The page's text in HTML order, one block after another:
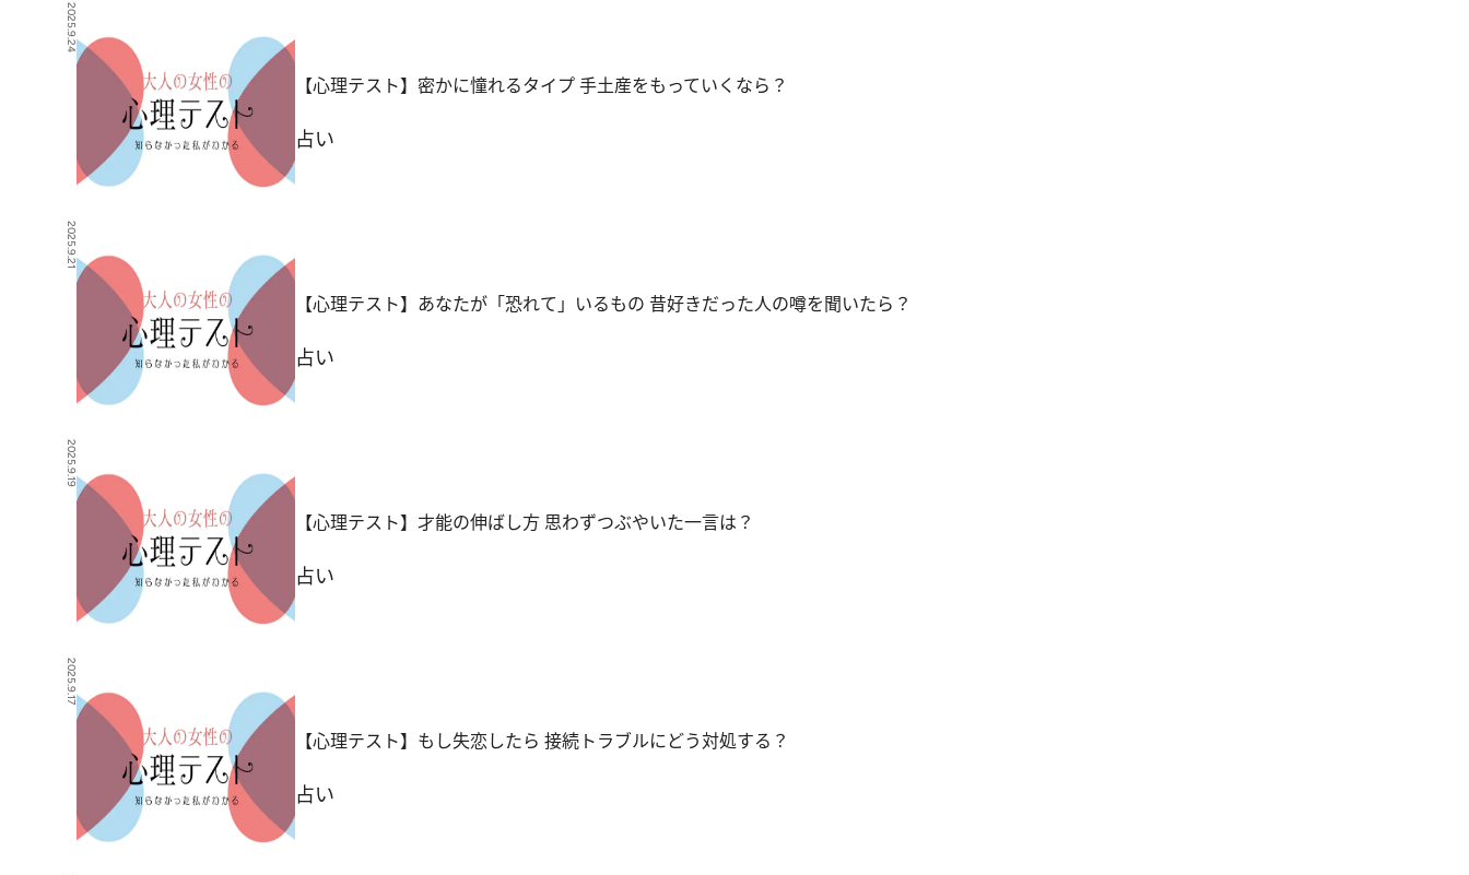
2025.9.24
【心理テスト】密かに憧れるタイプ 手土産をもっていくなら？
占い
2025.9.21
【心理テスト】あなたが「恐れて」いるもの 昔好きだった人の噂を聞いたら？
占い
2025.9.19
【心理テスト】才能の伸ばし方 思わずつぶやいた一言は？
占い
2025.9.17
【心理テスト】もし失恋したら 接続トラブルにどう対処する？
占い